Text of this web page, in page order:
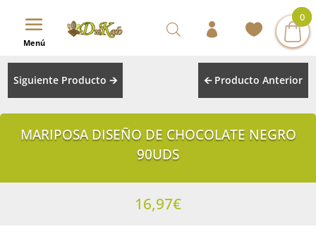
Menú
Siguiente Producto 🡪 🡨 Producto Anterior
MARIPOSA DISEÑO DE CHOCOLATE NEGRO
90UDS
16,97€
1
0
0